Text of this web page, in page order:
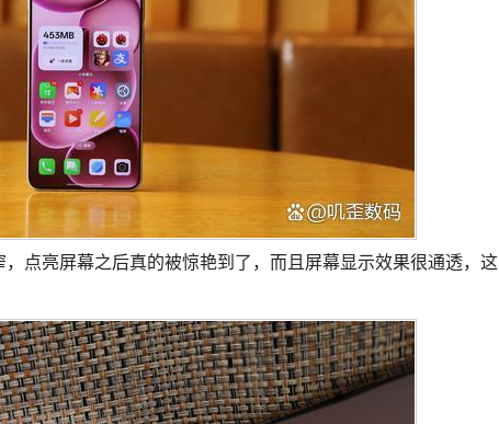
点亮屏幕之后真的被惊艳到了，而且屏幕显示效果很通透，这